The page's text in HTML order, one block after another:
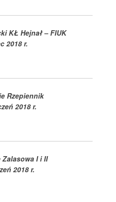
KŁ Hejnał – FIUK
2018 r.
Rzepiennik
2018 r.
I i II
2018 r.